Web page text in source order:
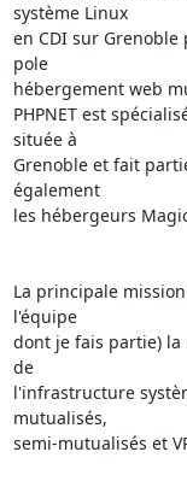
système Linux
en CDI sur
pole
hébergement web
PHPNET est
située à
Grenoble et fait
également
les hébergeurs
La principale
l'équipe
dont je fais partie)
de
l'infrastructure
mutualisés,
semi-mutualisés et